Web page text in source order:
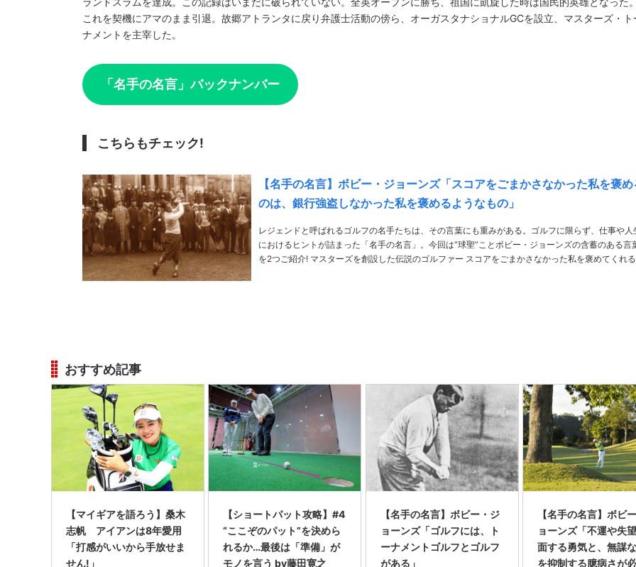
これを契機にアマのまま引退。故郷アトランタに戻り弁護士活動の傍ら、オーガスタナショナルGCを設立、マスターズ・ト
ナメントを主宰した。
「名手の名言」バックナンバー
こちらもチェック!
【名手の名言】ボビー・ジョーンズ「スコアをごまかさなかった私を褒め
のは、銀行強盗しなかった私を褒めるようなもの」
レジェンドと呼ばれるゴルフの名手たちは、その言葉にも重みがある。ゴルフに限らず、仕事や人
におけるヒントが詰まった「名手の名言」。今回は“球聖”ことボビー・ジョーンズの含蓄のある言
を2つご紹介! マスターズを創設した伝説のゴルファー スコアをごまかさなかった私を褒めてくれるの
おすすめ記事
【マイギアを語ろう】桑木
志帆 アイアンは8年愛用
「打感がいいから手放せま
せん!」
【ショートパット攻略】#4
“ここぞのパット”を決めら
れるか…最後は「準備」が
モノを言う by藤田寛之
【名手の名言】ボビー・ジ
ョーンズ「ゴルフには、ト
ーナメントゴルフとゴルフ
がある」
【名手の名言】ボビ
ョーンズ「不運や失
面する勇気と、無謀
を抑制する臆病さが